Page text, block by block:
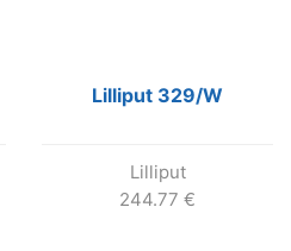
Lilliput 329/W
Lilliput
244.77 €